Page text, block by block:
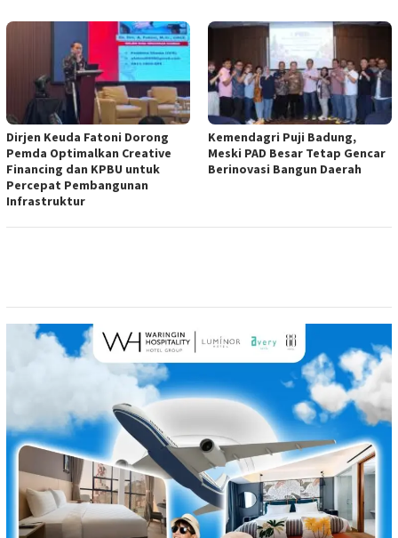
Dirjen Keuda Fatoni Dorong
Pemda Optimalkan Creative
Financing dan KPBU untuk
Percepat Pembangunan
Infrastruktur
Kemendagri Puji Badung,
Meski PAD Besar Tetap Gencar
Berinovasi Bangun Daerah